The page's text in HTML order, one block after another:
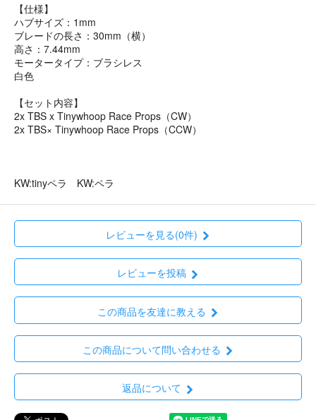
【仕様】
ハブサイズ：1mm
ブレードの長さ：30mm（横）
高さ：7.44mm
モータータイプ：ブラシレス
白色
【セット内容】
2x TBS x Tinywhoop Race Props（CW）
2x TBS× Tinywhoop Race Props（CCW）
KW:tinyペラ KW:ペラ
レビューを見る(0件)
レビューを投稿
この商品を友達に教える
この商品について問い合わせる
返品について